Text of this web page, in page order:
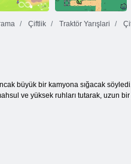
Çiftlik Traktör Yarışlari
büyük bir kamyona sığacak
ve yüksek ruhları tutarak, uzun